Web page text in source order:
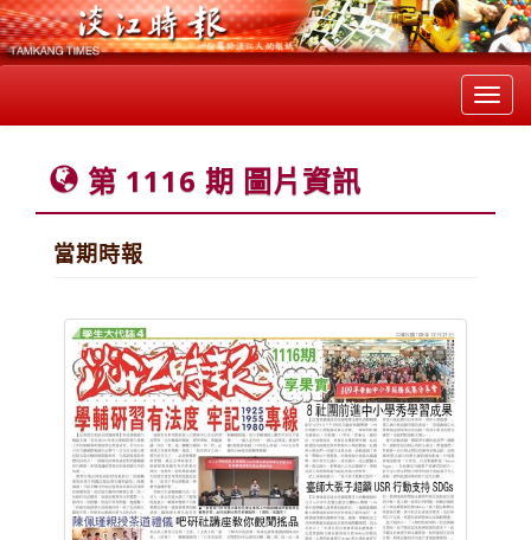
第 1116 期 圖片資訊
當期時報